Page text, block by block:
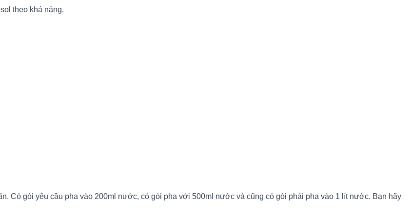
theo khả năng.
Có gói yêu cầu pha vào 200ml nước, có gói pha với 500ml nước và cũng có gói phải pha vào 1 lít nước. Bạn hãy